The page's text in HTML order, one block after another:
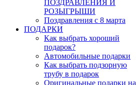
ПОЗДРАВЛЕНИЯ И
РОЗЫГРЫШИ
Поздравления с 8 марта
ПОДАРКИ
Как выбрать хороший
подарок?
Автомобильные подарки
Как выбрать подзорную
трубу в подарок
Оригинальные подарки на